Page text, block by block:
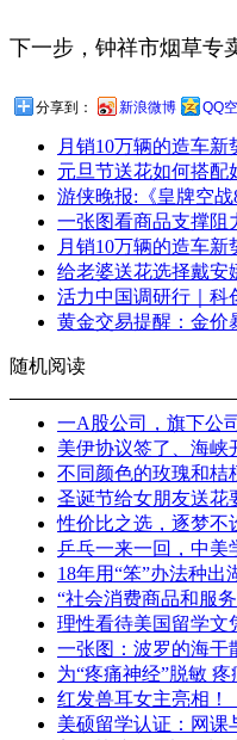
下一步，钟祥市烟草专
分享到： 新浪微博 QQ
月销10万辆的造车新
元旦节送花如何搭配
游侠晚报:《皇牌空
一张图看商品支撑阻
月销10万辆的造车新
给老婆送花选择戴安
活力中国调研行｜科
黄金交易提醒：金价
随机阅读
一A股公司，旗下公
美伊协议签了、海峡
不同颜色的玫瑰和桔
圣诞节给女朋友送花
性价比之选，逐梦
乒乓一来一回，中美
18年用“笨”办法种
“社会消费商品和服
理性看待美国留学文
一张图：波罗的海干
为“疼痛神经”脱敏
红发兽耳女主亮相！
美硕留学认证：网课